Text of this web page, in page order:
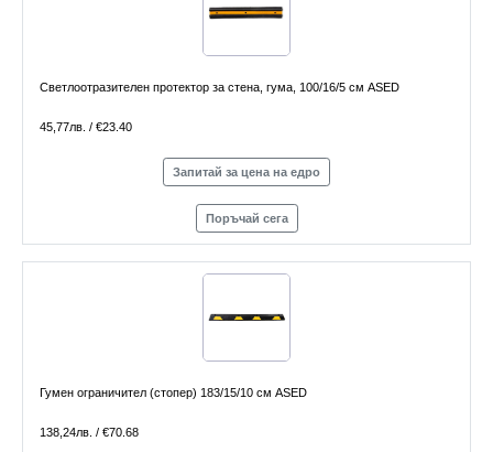
Светлоотразителен протектор за стена, гума, 100/16/5 см ASED
45,77лв. / €23.40
Запитай за цена на едро
Поръчай сега
Гумен ограничител (стопер) 183/15/10 см ASED
138,24лв. / €70.68